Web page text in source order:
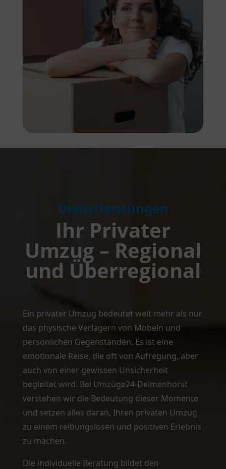
Dienstleistungen
Ihr Privater
Umzug – Regional
und Überregional
Ein privater Umzug bedeutet weit mehr als nur
das physische Verlagern von Möbeln und
persönlichen Gegenständen. Es ist eine
emotionale Reise, die oft von Aufregung, aber
auch von einer gewissen Unsicherheit
begleitet wird. Bei Umzüge24-Delmenhorst
verstehen wir die Bedeutung dieser Momente
und setzen alles daran, Ihren privaten Umzug
zu einem reibungslosen und positiven Erlebnis
zu machen.
Die individuelle Beratung bildet den